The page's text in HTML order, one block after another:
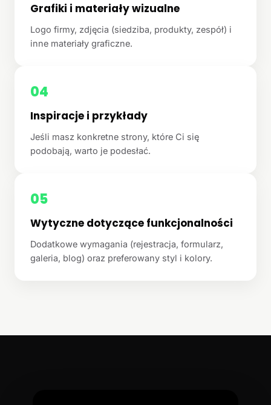
Grafiki i materiały wizualne
Logo firmy, zdjęcia (siedziba, produkty, zespół) i
inne materiały graficzne.
04
Inspiracje i przykłady
Jeśli masz konkretne strony, które Ci się
podobają, warto je podesłać.
05
Wytyczne dotyczące funkcjonalności
Dodatkowe wymagania (rejestracja, formularz,
galeria, blog) oraz preferowany styl i kolory.